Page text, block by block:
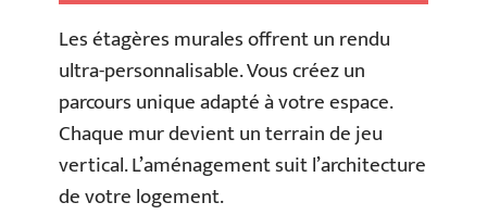
Les étagères murales offrent un rendu
ultra-personnalisable. Vous créez un
parcours unique adapté à votre espace.
Chaque mur devient un terrain de jeu
vertical. L’aménagement suit l’architecture
de votre logement.